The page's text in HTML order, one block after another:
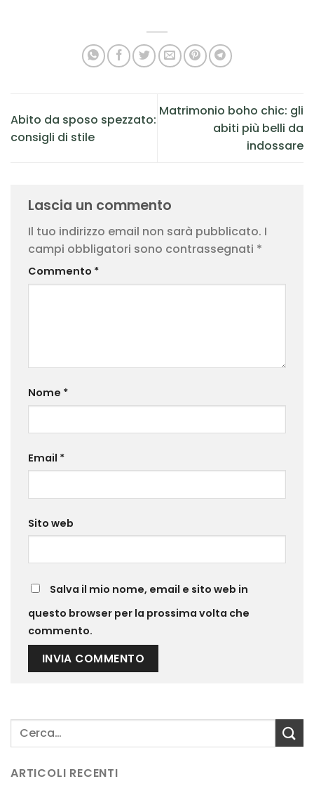
Abito da sposo spezzato:
consigli di stile
Matrimonio boho chic: gli
abiti più belli da
indossare
Lascia un commento
Il tuo indirizzo email non sarà pubblicato. I
campi obbligatori sono contrassegnati *
Commento *
Nome *
Email *
Sito web
Salva il mio nome, email e sito web in
questo browser per la prossima volta che
commento.
ARTICOLI RECENTI